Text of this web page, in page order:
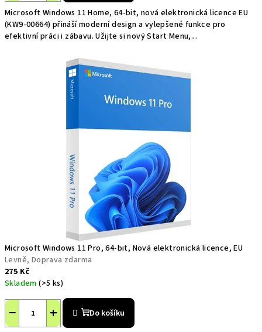
Microsoft Windows 11 Home, 64-bit, nová elektronická licence EU
(KW9-00664) přináší moderní design a vylepšené funkce pro
efektivní práci i zábavu. Užijte si nový Start Menu,...
Microsoft Windows 11 Pro, 64-bit, Nová elektronická licence, EU
Levně, Doprava zdarma
275 Kč
Skladem(>5 ks)
+
− Do košíku